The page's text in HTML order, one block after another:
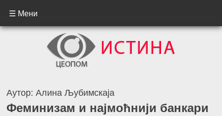
☰ Мени
Аутор:Алина Љубимскаја
Феминизам и најмоћнији банкари